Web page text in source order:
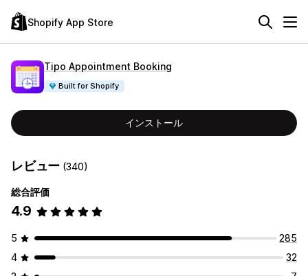
Shopify App Store
Tipo Appointment Booking
Built for Shopify
インストール
レビュー (340)
総合評価
4.9
5
285
4
32